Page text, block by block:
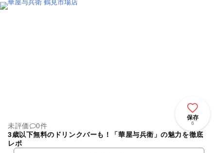
保存
6
未評価
0件
3歳以下無料のドリンクバーも！「華屋与兵衛」の魅力を徹底
レポ